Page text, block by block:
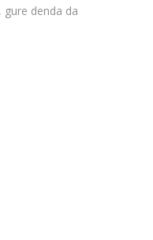
gure denda da